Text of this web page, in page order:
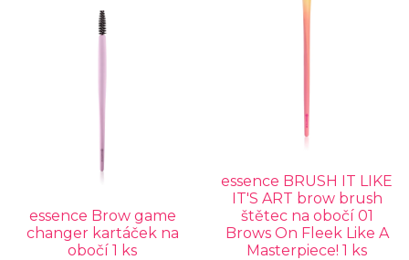
essence Brow game
changer kartáček na
obočí 1 ks
essence BRUSH IT LIKE
IT'S ART brow brush
štětec na obočí 01
Brows On Fleek Like A
Masterpiece! 1 ks